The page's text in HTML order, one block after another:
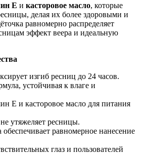
E и касторовое масло, которые
делая их более здоровыми и
равномерно распределяет
эффект веера и идеальную
изгиб ресниц до 24 часов.
устойчивая к влаге и
E и касторовое масло для питания
утяжеляет ресницы.
обеспечивает равномерное нанесение
глаз и пользователей